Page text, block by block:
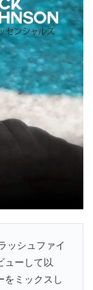
ッシュファイ
ューして以
をミックスし